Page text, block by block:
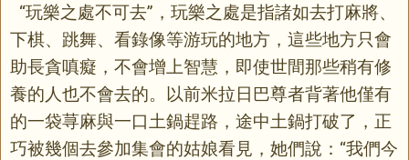
“玩樂之處不可去”，玩樂之處是指諸如去打麻將、
下棋、跳舞、看錄像等游玩的地方，這些地方只會
助長貪嗔癡，不會增上智慧，即使世間那些稍有修
養的人也不會去的。以前米拉日巴尊者背著他僅有
的一袋荨麻與一口土鍋趕路，途中土鍋打破了，正
巧被幾個去參加集會的姑娘看見，她們說：“我們今